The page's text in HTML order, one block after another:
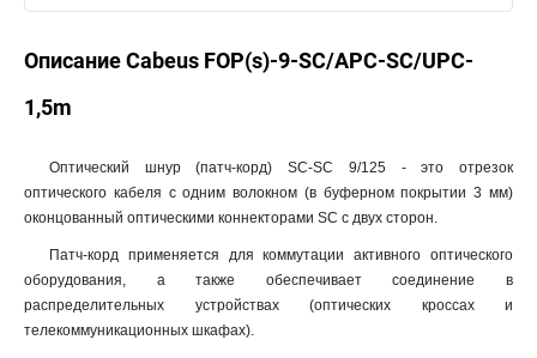
Описание Cabeus FOP(s)-9-SC/APC-SC/UPC-
1,5m
Оптический шнур (патч-корд) SC-SC 9/125 - это отрезок
оптического кабеля c одним волокном (в буферном покрытии 3 мм)
оконцованный оптическими коннекторами SC с двух сторон.
Патч-корд применяется для коммутации активного оптического
оборудования, а также обеспечивает соединение в
распределительных устройствах (оптических кроссах и
телекоммуникационных шкафах).